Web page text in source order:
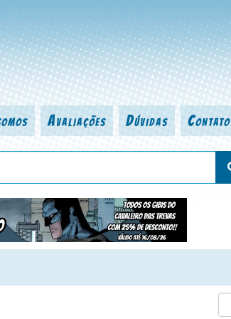
Avaliações Dúvidas Contato
escritor, desenhista, arte-finalista, colorista